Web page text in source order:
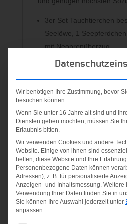
3er Set Tauchtierchen
Seelöwe, 1
mit Neoprenüberzug
Die Tauchtiere sind
Kinder leicht zu Greifen
Gute Verarbeitung,
und perfekt für das
Wasser- und
Farben sorgen für gute
Wasser
Die Schwimm- und
bieten das ideale
Wir benötigen Ihre Zustimmung, bevor
besuchen können.
Wenn Sie unter 16 Jahre alt sind und
Diensten geben möchten, müssen Sie
Erlaubnis bitten.
Wir verwenden Cookies und andere
Website. Einige von ihnen sind
helfen, diese Website und Ihre
Personenbezogene Daten können
Adressen), z. B. für personalisierte
Anzeigen- und Inhaltsmessung. Weitere
Verwendung Ihrer Daten finden Sie in
Sie können Ihre Auswahl jederzeit unter
anpassen.